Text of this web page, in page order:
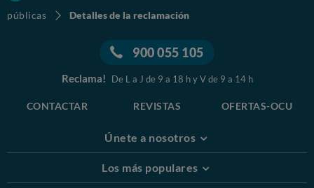
públicas
Detalles de la reclamación
900 055 105
Reclama! De L a J de 9 a 18 h y V de 9 a 14 h
CONTACTAR REVISTAS OFERTAS-OCU
Únete a nosotros
Los más populares